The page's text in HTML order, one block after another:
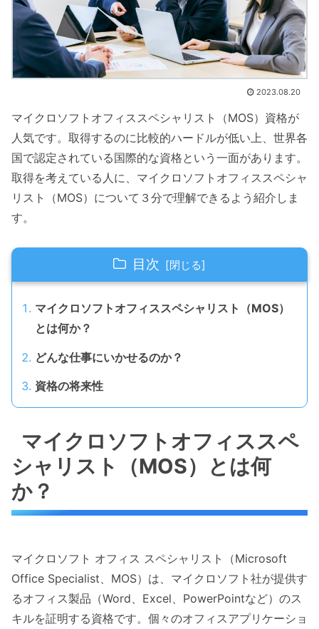
2023.08.20
マイクロソフトオフィススペシャリスト（MOS）資格が
人気です。取得するのに比較的ハードルが低い上、世界各
国で認定されている国際的な資格という一面があります。
取得を考えている人に、マイクロソフトオフィススペシャ
リスト（MOS）について３分で理解できるよう紹介しま
す。
目次
マイクロソフトオフィススペシャリスト（MOS）
とは何か？
どんな仕事にいかせるのか？
資格の将来性
マイクロソフトオフィススペ
シャリスト（MOS）とは何
か？
マイクロソフト オフィス スペシャリスト（Microsoft
Office Specialist、MOS）は、マイクロソフト社が提供す
るオフィス製品（Word、Excel、PowerPointなど）のス
キルを証明する資格です。個々のオフィスアプリケーショ